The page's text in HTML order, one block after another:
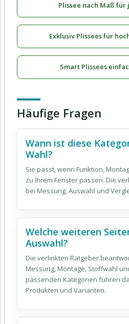
Plissee nach Maß für
Exklusiv Plissees für
Smart Plissees
Häufige Fragen
Wann ist diese
Wahl?
Sie passt, wenn Funktion,
zu Ihrem Fenster passen. Die
bei Messung, Auswahl und
Welche weiteren
Auswahl?
Die verlinkten Ratgeber
Messung, Montage, Stoffwahl
passenden Kategorien führen
Produkten und Varianten.